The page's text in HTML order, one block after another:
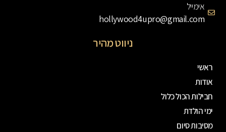
אימייל
hollywood4upro@gmail.com
ניווט מהיר
ראשי
אודות
חבילות הכול כלול
ימי הולדת
מסיבות סיום